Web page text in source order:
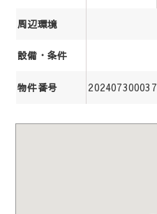
周辺環境
設備・条件
物件番号 202407300037